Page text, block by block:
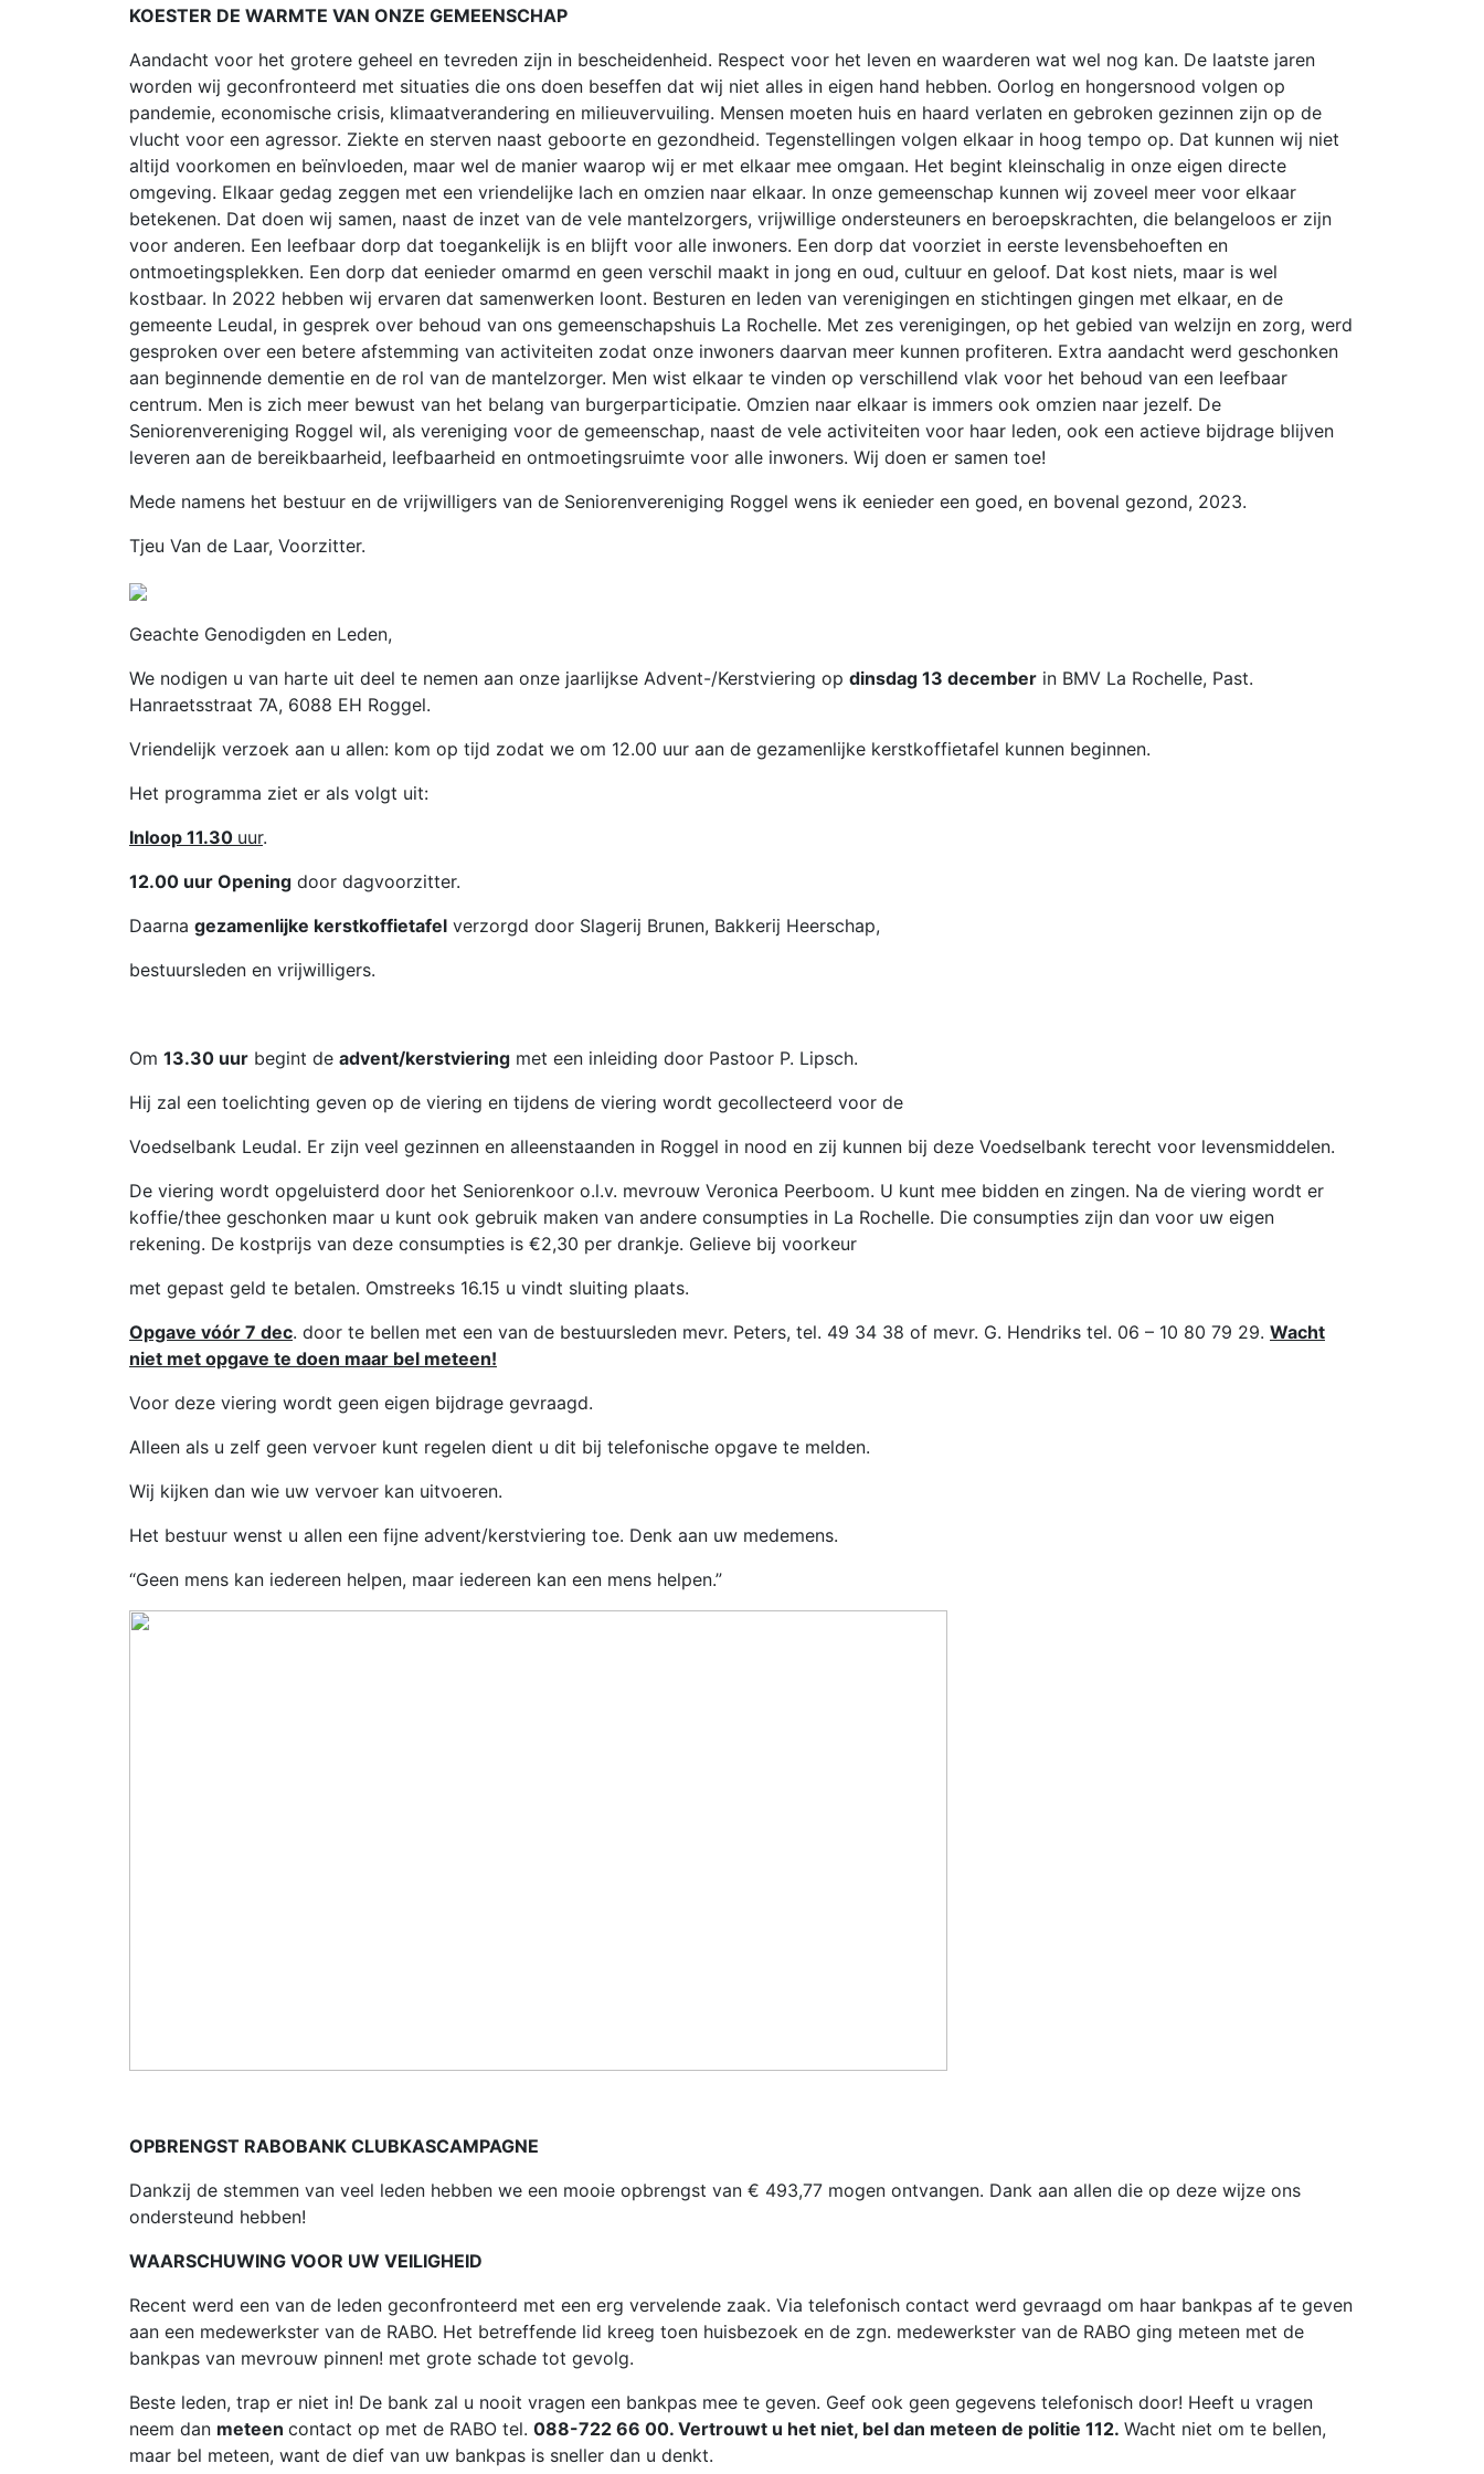
KOESTER DE WARMTE VAN ONZE GEMEENSCHAP
Aandacht voor het grotere geheel en tevreden zijn in bescheidenheid. Respect voor het leven en waarderen wat wel nog kan. De laatste jaren
worden wij geconfronteerd met situaties die ons doen beseffen dat wij niet alles in eigen hand hebben. Oorlog en hongersnood volgen op
pandemie, economische crisis, klimaatverandering en milieuvervuiling. Mensen moeten huis en haard verlaten en gebroken gezinnen zijn op de
vlucht voor een agressor. Ziekte en sterven naast geboorte en gezondheid. Tegenstellingen volgen elkaar in hoog tempo op. Dat kunnen wij niet
altijd voorkomen en beïnvloeden, maar wel de manier waarop wij er met elkaar mee omgaan. Het begint kleinschalig in onze eigen directe
omgeving. Elkaar gedag zeggen met een vriendelijke lach en omzien naar elkaar. In onze gemeenschap kunnen wij zoveel meer voor elkaar
betekenen. Dat doen wij samen, naast de inzet van de vele mantelzorgers, vrijwillige ondersteuners en beroepskrachten, die belangeloos er zijn
voor anderen. Een leefbaar dorp dat toegankelijk is en blijft voor alle inwoners. Een dorp dat voorziet in eerste levensbehoeften en
ontmoetingsplekken. Een dorp dat eenieder omarmd en geen verschil maakt in jong en oud, cultuur en geloof. Dat kost niets, maar is wel
kostbaar. In 2022 hebben wij ervaren dat samenwerken loont. Besturen en leden van verenigingen en stichtingen gingen met elkaar, en de
gemeente Leudal, in gesprek over behoud van ons gemeenschapshuis La Rochelle. Met zes verenigingen, op het gebied van welzijn en zorg, werd
gesproken over een betere afstemming van activiteiten zodat onze inwoners daarvan meer kunnen profiteren. Extra aandacht werd geschonken
aan beginnende dementie en de rol van de mantelzorger. Men wist elkaar te vinden op verschillend vlak voor het behoud van een leefbaar
centrum. Men is zich meer bewust van het belang van burgerparticipatie. Omzien naar elkaar is immers ook omzien naar jezelf. De
Seniorenvereniging Roggel wil, als vereniging voor de gemeenschap, naast de vele activiteiten voor haar leden, ook een actieve bijdrage blijven
leveren aan de bereikbaarheid, leefbaarheid en ontmoetingsruimte voor alle inwoners. Wij doen er samen toe!
Mede namens het bestuur en de vrijwilligers van de Seniorenvereniging Roggel wens ik eenieder een goed, en bovenal gezond, 2023.
Tjeu Van de Laar, Voorzitter.
Geachte Genodigden en Leden,
We nodigen u van harte uit deel te nemen aan onze jaarlijkse Advent-/Kerstviering op dinsdag 13 december in BMV La Rochelle, Past.
Hanraetsstraat 7A, 6088 EH Roggel.
Vriendelijk verzoek aan u allen: kom op tijd zodat we om 12.00 uur aan de gezamenlijke kerstkoffietafel kunnen beginnen.
Het programma ziet er als volgt uit:
Inloop 11.30 uur.
12.00 uur Opening door dagvoorzitter.
Daarna gezamenlijke kerstkoffietafel verzorgd door Slagerij Brunen, Bakkerij Heerschap,
bestuursleden en vrijwilligers.
Om 13.30 uur begint de advent/kerstviering met een inleiding door Pastoor P. Lipsch.
Hij zal een toelichting geven op de viering en tijdens de viering wordt gecollecteerd voor de
Voedselbank Leudal. Er zijn veel gezinnen en alleenstaanden in Roggel in nood en zij kunnen bij deze Voedselbank terecht voor levensmiddelen.
De viering wordt opgeluisterd door het Seniorenkoor o.l.v. mevrouw Veronica Peerboom. U kunt mee bidden en zingen. Na de viering wordt er
koffie/thee geschonken maar u kunt ook gebruik maken van andere consumpties in La Rochelle. Die consumpties zijn dan voor uw eigen
rekening. De kostprijs van deze consumpties is €2,30 per drankje. Gelieve bij voorkeur
met gepast geld te betalen. Omstreeks 16.15 u vindt sluiting plaats.
Opgave vóór 7 dec. door te bellen met een van de bestuursleden mevr. Peters, tel. 49 34 38 of mevr. G. Hendriks tel. 06 – 10 80 79 29. Wacht
niet met opgave te doen maar bel meteen!
Voor deze viering wordt geen eigen bijdrage gevraagd.
Alleen als u zelf geen vervoer kunt regelen dient u dit bij telefonische opgave te melden.
Wij kijken dan wie uw vervoer kan uitvoeren.
Het bestuur wenst u allen een fijne advent/kerstviering toe. Denk aan uw medemens.
“Geen mens kan iedereen helpen, maar iedereen kan een mens helpen.”
OPBRENGST RABOBANK CLUBKASCAMPAGNE
Dankzij de stemmen van veel leden hebben we een mooie opbrengst van € 493,77 mogen ontvangen. Dank aan allen die op deze wijze ons
ondersteund hebben!
WAARSCHUWING VOOR UW VEILIGHEID
Recent werd een van de leden geconfronteerd met een erg vervelende zaak. Via telefonisch contact werd gevraagd om haar bankpas af te geven
aan een medewerkster van de RABO. Het betreffende lid kreeg toen huisbezoek en de zgn. medewerkster van de RABO ging meteen met de
bankpas van mevrouw pinnen! met grote schade tot gevolg.
Beste leden, trap er niet in! De bank zal u nooit vragen een bankpas mee te geven. Geef ook geen gegevens telefonisch door! Heeft u vragen
neem dan meteen contact op met de RABO tel. 088-722 66 00. Vertrouwt u het niet, bel dan meteen de politie 112. Wacht niet om te bellen,
maar bel meteen, want de dief van uw bankpas is sneller dan u denkt.